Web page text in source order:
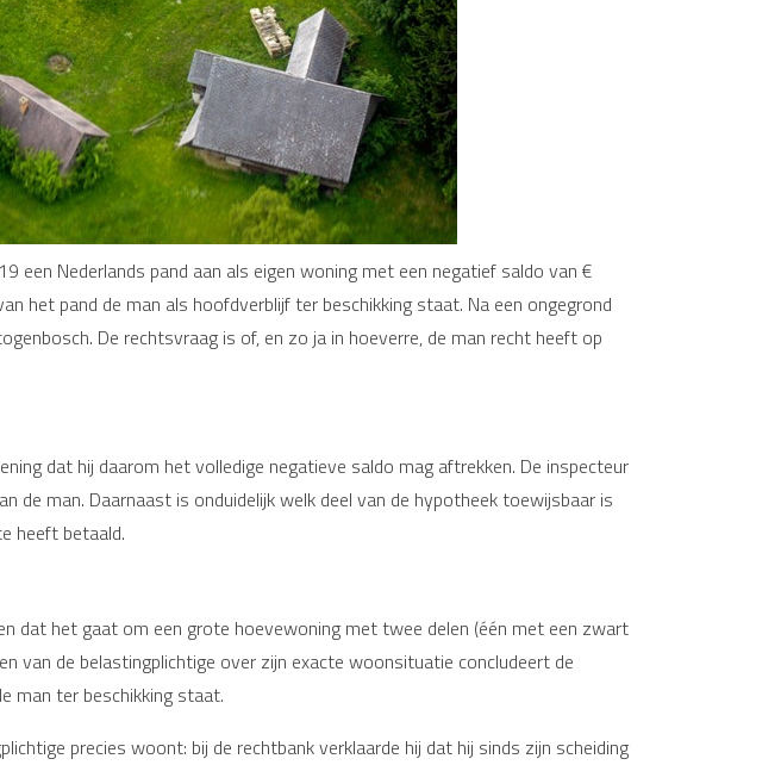
een Nederlands pand aan als eigen woning met een negatief saldo van €
het pand de man als hoofdverblijf ter beschikking staat. Na een ongegrond
De rechtsvraag is of, en zo ja in hoeverre, de man recht heeft op
dat hij daarom het volledige negatieve saldo mag aftrekken. De inspecteur
man. Daarnaast is onduidelijk welk deel van de hypotheek toewijsbaar is
heeft betaald.
dat het gaat om een grote hoevewoning met twee delen (één met een zwart
van de belastingplichtige over zijn exacte woonsituatie concludeert de
man ter beschikking staat.
precies woont: bij de rechtbank verklaarde hij dat hij sinds zijn scheiding